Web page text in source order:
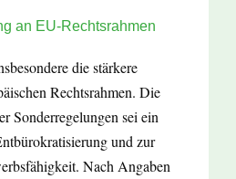
an EU-Rechtsrahmen
die stärkere
Rechtsrahmen. Die
Sonderregelungen sei ein
und zur
Nach Angaben